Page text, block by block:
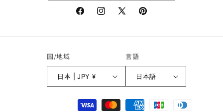
FacebookInstagram
X
Pinterest
国/地域
日本 | JPY ¥
言語
日本語